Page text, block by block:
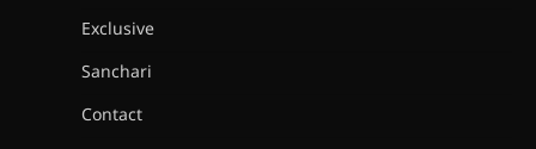
Exclusive
Sanchari
Contact